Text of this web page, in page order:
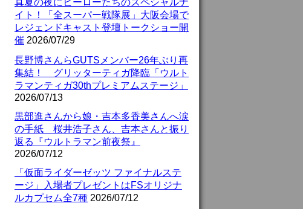
真夏の夜にヒーローたちのスペシャルナ
イト！「全スーパー戦隊展」大阪会場で
レジェンドキャスト登壇トークショー開
催 2026/07/29
長野博さんらGUTSメンバー26年ぶり再
集結！ グリッターティガ降臨「ウルト
ラマンティガ30thプレミアムステージ」
2026/07/13
黒部進さんから娘・吉本多香美さんへ涙
の手紙 桜井浩子さん、吉本さんと振り
返る『ウルトラマン前夜祭』
2026/07/12
「仮面ライダーゼッツ ファイナルステ
ージ」入場者プレゼントはFSオリジナ
ルカプセム全7種 2026/07/12